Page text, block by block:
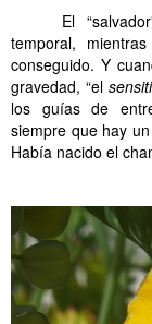
El
temporal,
conseguido. Y
gravedad, “el
los guías de
siempre que hay
Había nacido el